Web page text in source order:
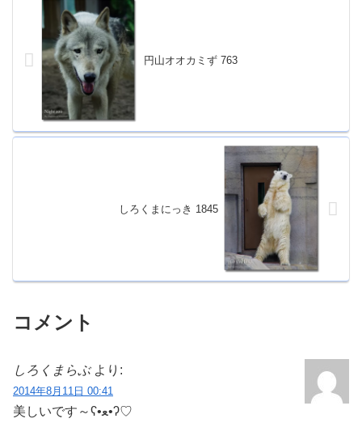
円山オオカミず 763
しろくまにっき 1845
コメント
しろくまらぶ より:
2014年8月11日 00:41
美しいです～ʕ•ﻌ•ʔ♡